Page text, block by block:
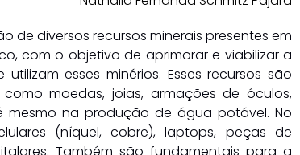
de diversos recursos minerais presentes em
com o objetivo de aprimorar e viabilizar a
esses minérios. Esses recursos são
moedas, joias, armações de óculos,
mesmo na produção de água potável. No
(níquel, cobre), laptops, peças de